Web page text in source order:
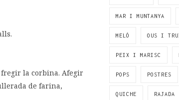
la corbina. Afegir
de farina,
MAR I MUNTANYA
MELÓ OUS I
PEIX I MARISC
POPS POSTRES
QUICHE RAJADA